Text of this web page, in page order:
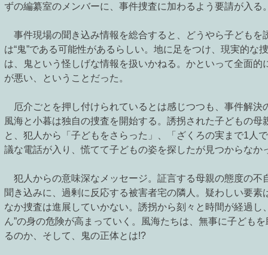
ずの編纂室のメンバーに、事件捜査に加わるよう要請が入る
事件現場の聞き込み情報を総合すると、どうやら子どもを
は“鬼”である可能性があるらしい。地に足をつけ、現実的な
は、鬼という怪しげな情報を扱いかねる。かといって全面的
が悪い、ということだった。
厄介ごとを押し付けられているとは感じつつも、事件解決
風海と小暮は独自の捜査を開始する。誘拐された子どもの母
と、犯人から「子どもをさらった」、「ざくろの実まで1人
議な電話が入り、慌てて子どもの姿を探したが見つからなか
犯人からの意味深なメッセージ。証言する母親の態度の不
聞き込みに、過剰に反応する被害者宅の隣人。疑わしい要素
なか捜査は進展していかない。誘拐から刻々と時間が経過し
ん”の身の危険が高まっていく。風海たちは、無事に子ども
るのか、そして、鬼の正体とは!?